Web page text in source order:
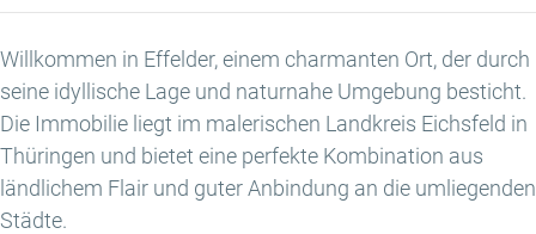
Willkommen in Effelder, einem charmanten Ort, der durch
seine idyllische Lage und naturnahe Umgebung besticht.
Die Immobilie liegt im malerischen Landkreis Eichsfeld in
Thüringen und bietet eine perfekte Kombination aus
ländlichem Flair und guter Anbindung an die umliegenden
Städte.